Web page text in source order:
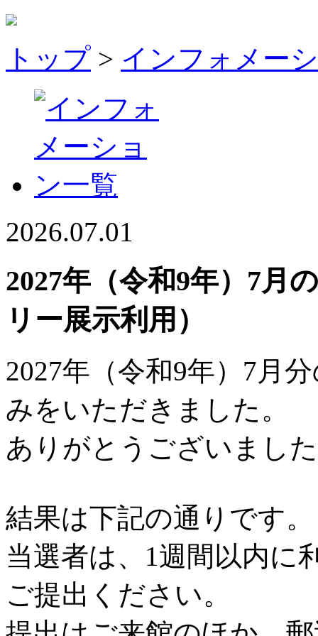
トップ > インフォメー
2026.07.01
2027年（令和9年）7月
リー展示利用）
2027年（令和9年）7月
みをいただきました。
ありがとうございまし
結果は下記の通りです。
当選者は、1週間以内に
ご提出ください。